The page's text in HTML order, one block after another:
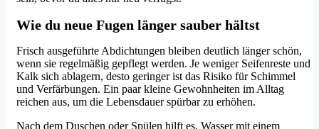
Wie du neue Fugen länger sauber hältst
Frisch ausgeführte Abdichtungen bleiben deutlich länger schön,
wenn sie regelmäßig gepflegt werden. Je weniger Seifenreste und
Kalk sich ablagern, desto geringer ist das Risiko für Schimmel
und Verfärbungen. Ein paar kleine Gewohnheiten im Alltag
reichen aus, um die Lebensdauer spürbar zu erhöhen.
Nach dem Duschen oder Spülen hilft es, Wasser mit einem